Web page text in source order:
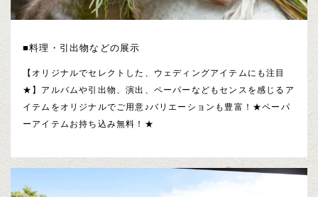
■料理・引出物などの展示
【オリジナルでセレクトした、ウェディングアイテムにも注目
★】アルバムや引出物、演出、ペーパーなどもセンスを感じるア
イテムをオリジナルでご用意♪バリエーションも豊富！★ペーパ
ーアイテムお持ち込み無料！★